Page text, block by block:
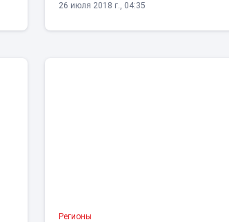
26 июля 2018 г., 04:35
Регионы